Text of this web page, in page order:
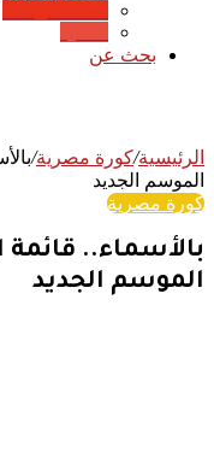
بحث عن
الرئيسية/كورة مصرية/
الموسم الجديد
كورة مصرية
بالأسماء.. قائمة
الموسم الجديد